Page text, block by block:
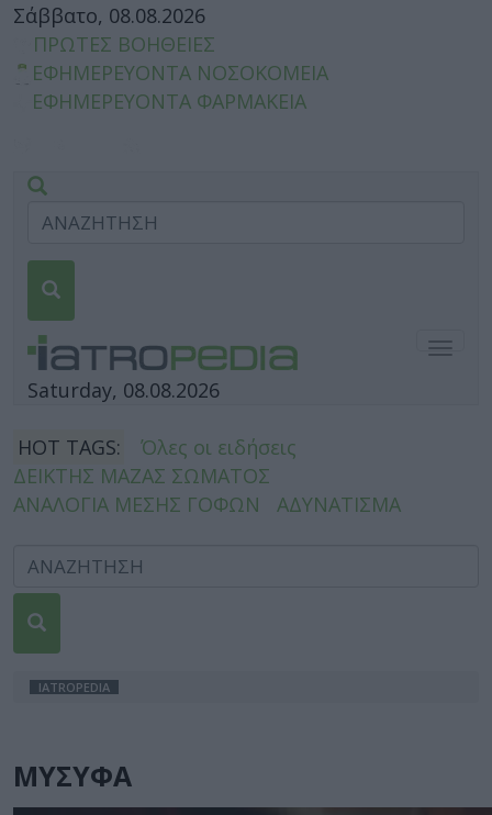
Σάββατο, 08.08.2026
ΠΡΩΤΕΣ ΒΟΗΘΕΙΕΣ
ΕΦΗΜΕΡΕΥΟΝΤΑ ΝΟΣΟΚΟΜΕΙΑ
ΕΦΗΜΕΡΕΥΟΝΤΑ ΦΑΡΜΑΚΕΙΑ
Saturday, 08.08.2026
HOT TAGS:
Όλες οι ειδήσεις
ΔΕΙΚΤΗΣ ΜΑΖΑΣ ΣΩΜΑΤΟΣ
ΑΝΑΛΟΓΙΑ ΜΕΣΗΣ ΓΟΦΩΝ
ΑΔΥΝΑΤΙΣΜΑ
IATROPEDIA
ΜΥΣΥΦΑ